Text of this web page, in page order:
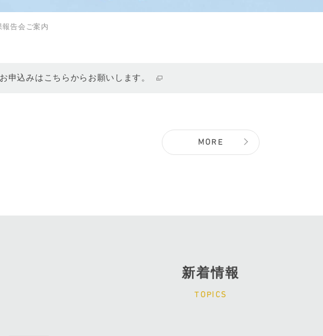
報告会ご案内
お申込みはこちらからお願いします。
MORE
新着情報
TOPICS